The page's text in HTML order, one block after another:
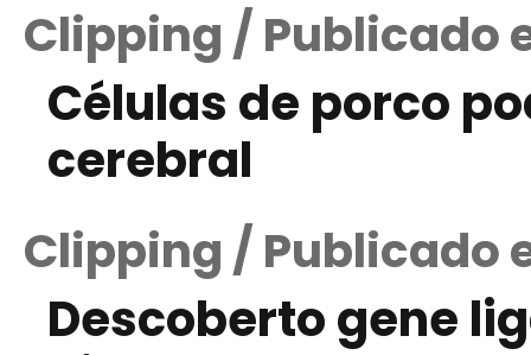
Clipping / Publicado
Células de porco
cerebral
Clipping / Publicado
Descoberto gene